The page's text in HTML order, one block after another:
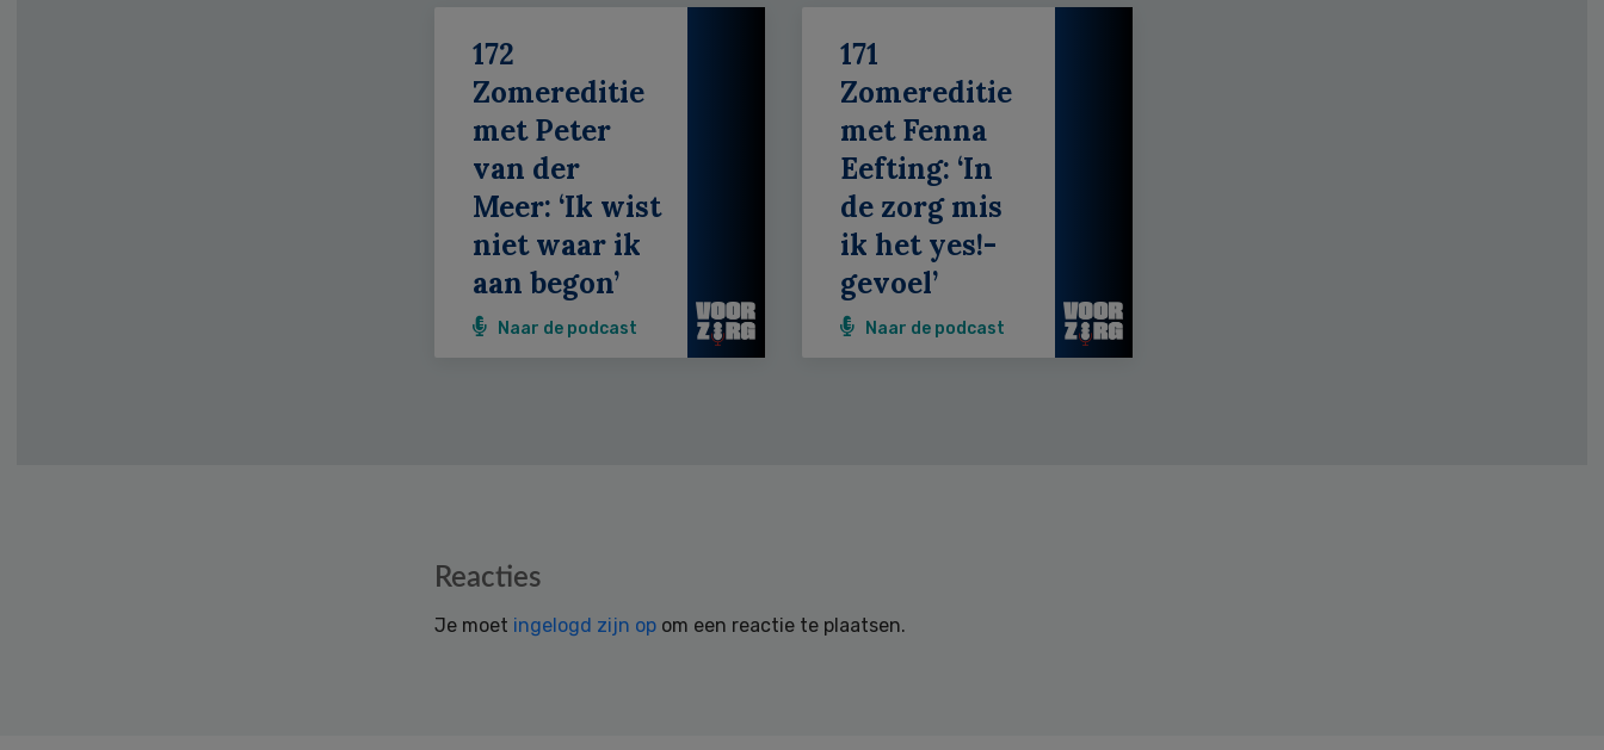
172
Zomereditie
met Peter
van der
Meer: ‘Ik wist
niet waar ik
aan begon’
Naar de podcast
171
Zomereditie
met Fenna
Eefting: ‘In
de zorg mis
ik het yes!-
gevoel’
Naar de podcast
Reacties
Je moet ingelogd zijn op om een reactie te plaatsen.